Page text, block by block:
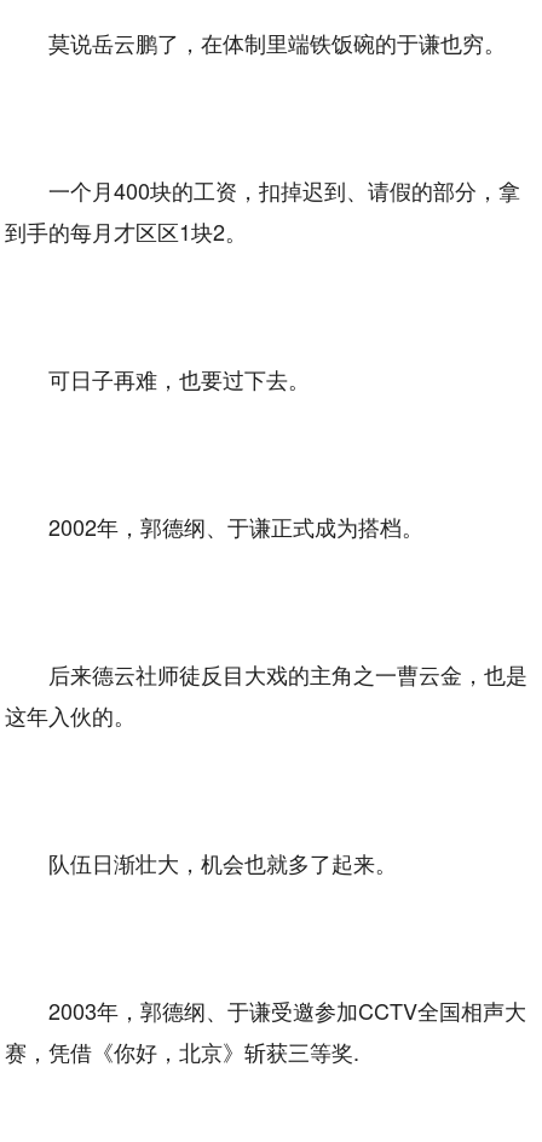
莫说岳云鹏了，在体制里端铁饭碗的于谦也穷。
一个月400块的工资，扣掉迟到、请假的部分，拿
到手的每月才区区1块2。
可日子再难，也要过下去。
2002年，郭德纲、于谦正式成为搭档。
后来德云社师徒反目大戏的主角之一曹云金，也是
这年入伙的。
队伍日渐壮大，机会也就多了起来。
2003年，郭德纲、于谦受邀参加CCTV全国相声大
赛，凭借《你好，北京》斩获三等奖.